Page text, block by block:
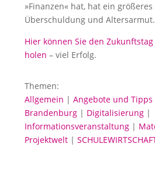
»Finanzen« hat, hat ein größeres
Überschuldung und Altersarmut.
Hier können Sie den
holen – viel Erfolg.
Themen:
Allgemein | Angebote und Tipps
Brandenburg | Digitalisierung |
Informationsveranstaltung |
Projektwelt |